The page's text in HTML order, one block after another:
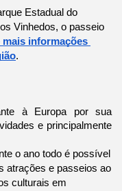
Estadual do
Vinhedos, o passeio
informações
.
à Europa por sua
e principalmente
o ano todo é possível
atrações e passeios ao
culturais em